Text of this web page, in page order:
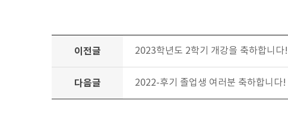
이전글 2023학년도 2학기 개강을 축하합니다!
다음글 2022-후기 졸업생 여러분 축하합니다!